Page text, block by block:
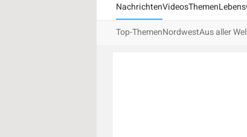
NachrichtenVideosThemen
Top-ThemenNordwestAus aller